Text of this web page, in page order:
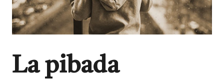
La pibada